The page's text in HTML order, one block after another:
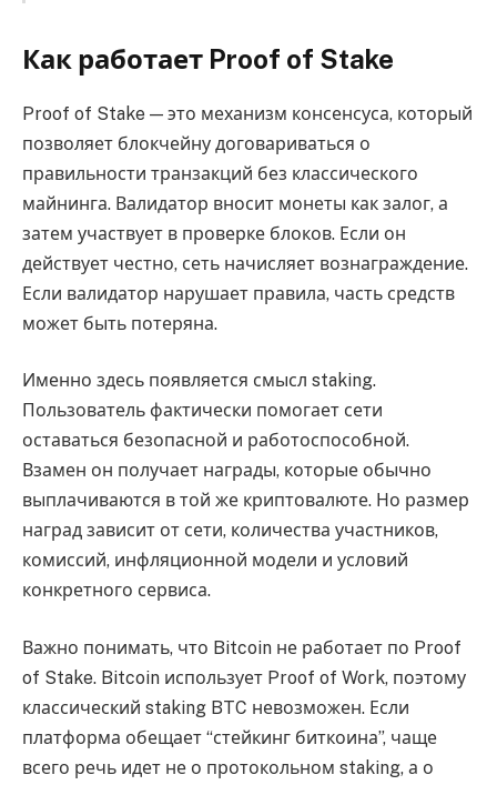
Как работает Proof of Stake
Proof of Stake — это механизм консенсуса, который
позволяет блокчейну договариваться о
правильности транзакций без классического
майнинга. Валидатор вносит монеты как залог, а
затем участвует в проверке блоков. Если он
действует честно, сеть начисляет вознаграждение.
Если валидатор нарушает правила, часть средств
может быть потеряна.
Именно здесь появляется смысл staking.
Пользователь фактически помогает сети
оставаться безопасной и работоспособной.
Взамен он получает награды, которые обычно
выплачиваются в той же криптовалюте. Но размер
наград зависит от сети, количества участников,
комиссий, инфляционной модели и условий
конкретного сервиса.
Важно понимать, что Bitcoin не работает по Proof
of Stake. Bitcoin использует Proof of Work, поэтому
классический staking BTC невозможен. Если
платформа обещает “стейкинг биткоина”, чаще
всего речь идет не о протокольном staking, а о